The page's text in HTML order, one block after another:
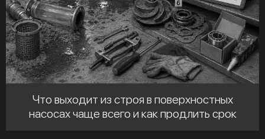
Что выходит из строя в поверхностных
насосах чаще всего и как продлить срок